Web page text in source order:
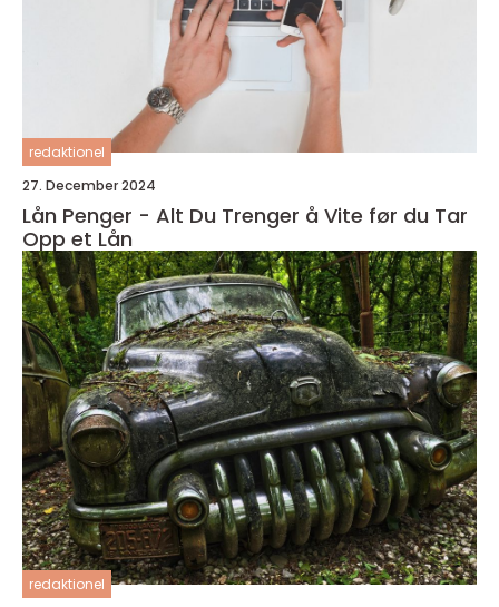
redaktionel
27. December 2024
Lån Penger - Alt Du Trenger å Vite før du Tar
Opp et Lån
redaktionel